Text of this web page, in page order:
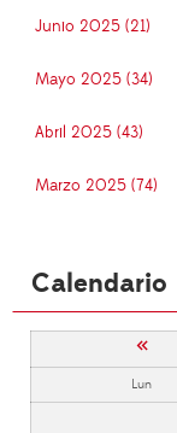
Junio 2025 (21)
Mayo 2025 (34)
Abril 2025 (43)
Marzo 2025 (74)
Calendario
«
Lun